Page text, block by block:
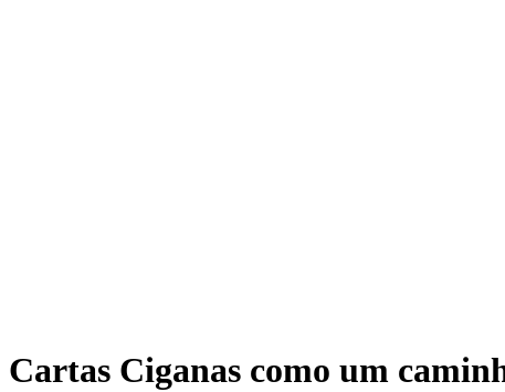
Cartas Ciganas como um